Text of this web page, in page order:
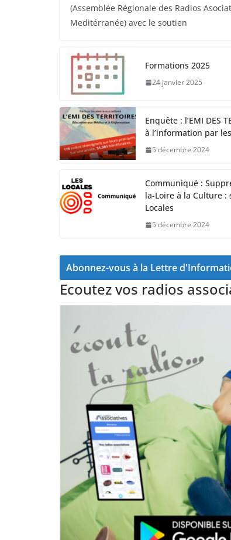
(Assemblée Régionale des Radios
Meditérranée) avec le soutien
Formations 2025
24 janvier 2025
Enquête : l’EMI DES
à l’information par
5 décembre 2024
Communiqué :
la-Loire à la Culture :
Locales
5 décembre 2024
Abonnez-vous à la Lettre
Ecoutez vos radios